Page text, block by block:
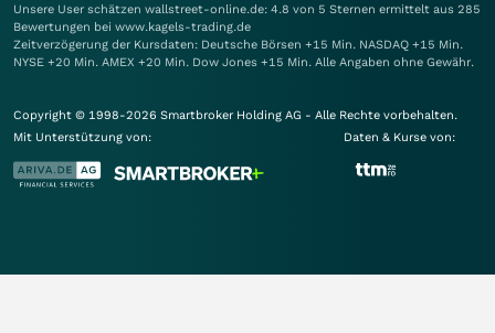
Unsere User schätzen wallstreet-online.de: 4.8 von 5 Sternen ermittelt aus 285
Bewertungen bei www.kagels-trading.de
Zeitverzögerung der Kursdaten: Deutsche Börsen +15 Min. NASDAQ +15 Min.
NYSE +20 Min. AMEX +20 Min. Dow Jones +15 Min. Alle Angaben ohne Gewähr.
Copyright © 1998-2026 Smartbroker Holding AG - Alle Rechte vorbehalten.
Mit Unterstützung von:
Daten & Kurse von: